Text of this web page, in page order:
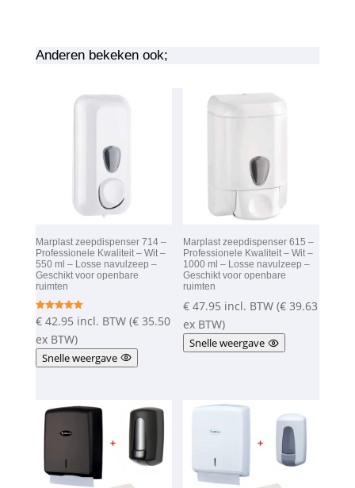
Anderen bekeken ook;
Marplast zeepdispenser 714 –
Professionele Kwaliteit – Wit –
550 ml – Losse navulzeep –
Geschikt voor openbare
ruimten
Gewaardeer
d
5.00
uit 5
€42.95 incl. BTW (€35.50
ex BTW)
Snelle weergave
Marplast zeepdispenser 615 –
Professionele Kwaliteit – Wit –
1000 ml – Losse navulzeep –
Geschikt voor openbare
ruimten
€ 47.95 incl. BTW (€ 39.63
ex BTW)
Snelle weergave